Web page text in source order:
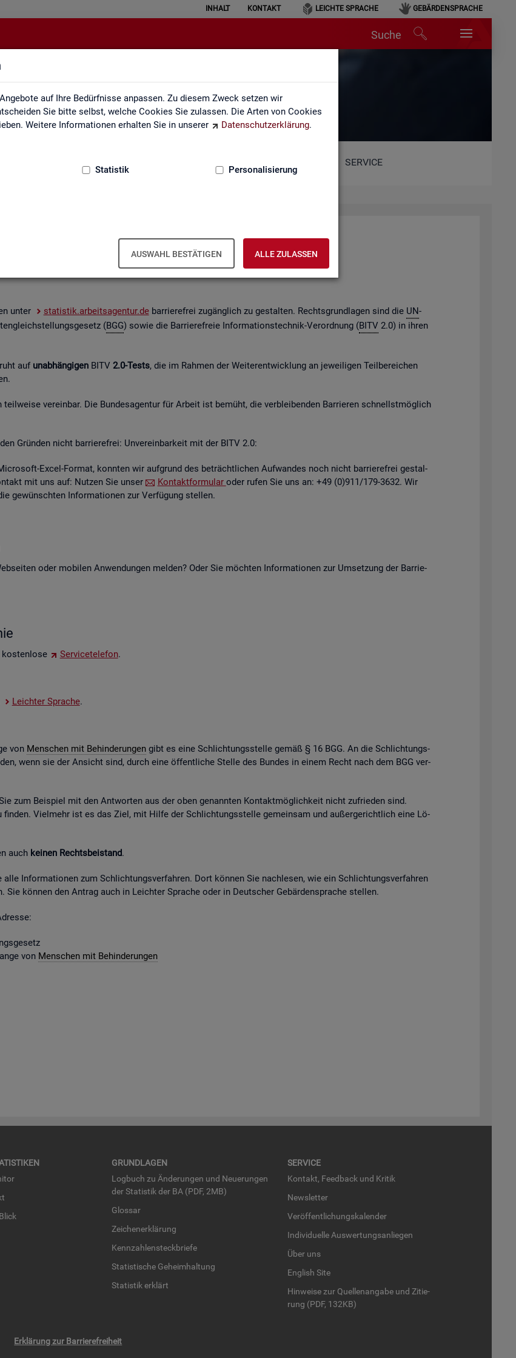
auf Ihre Bedürfnisse anpassen. Zu diesem Zweck setzen wir
Sie bitte selbst, welche Cookies Sie zulassen. Die Arten von Cookies
Weitere Informationen erhalten Sie in unserer
Datenschutzerklärung.
Statistik Personalisierung
AUSWAHL BESTÄTIGEN ALLE ZULASSEN
INHALT KONTAKT LEICHTE SPRACHE GEBÄRDENSPRACHE
Suche
zur Barrierefreiheit
SERVICE
Er­klä­rung zur Bar­rie­re­frei­heit
sta­tis­tik.ar­beits­agen­tur.de ver­öf­fent­lich­ten Web­sei­ten.
unter sta­tis­tik.ar­beits­agen­tur.debar­rie­re­frei zu­gäng­lich zu ge­stal­ten. Rechts­grund­la­gen sind die UN-
(BGG) sowie die Bar­rie­re­freie In­for­ma­ti­ons­tech­nik-Ver­ord­nung (BITV 2.0) in ihren
auf un­ab­hän­gi­genBITV 2.0-Tests, die im Rah­men der Wei­ter­ent­wick­lung an je­wei­li­gen Teil­be­rei­chen
ver­ein­bar. Die Bun­des­agen­tur für Ar­beit ist be­müht, die ver­blei­ben­den Bar­rie­ren schnellst­mög­lich
Grün­den nicht bar­rie­re­frei: Un­ver­ein­bar­keit mit der BITV 2.0:
Excel-For­mat, konn­ten wir auf­grund des be­trächt­li­chen Auf­wan­des noch nicht bar­rie­re­frei ge­stal­
mit uns auf: Nut­zen Sie unser
Kon­takt­for­mu­lar oder rufen Sie uns an: +49 (0)911/179-3632. Wir
ge­wünsch­ten In­for­ma­tio­nen zur Ver­fü­gung stel­len.
oder mo­bi­len An­wen­dun­gen mel­den? Oder Sie möch­ten In­for­ma­tio­nen zur Um­set­zung der Bar­rie­
kos­ten­lo­se Ser­vice­te­le­fon.
Leich­ter Spra­che.
von Men­schen mit Be­hin­de­run­gengibt es eine Schlich­tungs­stel­le gemäß § 16 BGG. An die Schlich­tungs­
wenn sie der An­sicht sind, durch eine öf­fent­li­che Stel­le des Bun­des in einem Recht nach dem BGG ver­
zum Bei­spiel mit den Ant­wor­ten aus der oben ge­nann­ten Kon­takt­mög­lich­keit nicht zu­frie­den sind.
fin­den. Viel­mehr ist es das Ziel, mit Hilfe der Schlich­tungs­stel­le ge­mein­sam und au­ßer­ge­richt­lich eine Lö­
auch kei­nen Rechts­bei­stand.
In­for­ma­tio­nen zum Schlich­tungs­ver­fah­ren. Dort kön­nen Sie nach­le­sen, wie ein Schlich­tungs­ver­fah­ren
Sie kön­nen den An­trag auch in Leich­ter Spra­che oder in Deut­scher Ge­bär­den­spra­che stel­len.
von Men­schen mit Be­hin­de­run­gen
GRUND­LA­GEN
Log­buch zu Än­de­run­gen und Neue­run­gen
der Sta­tis­tik der BA (PDF, 2MB)
Glos­sar
Zei­chen­er­klä­rung
Kenn­zah­len­steck­brie­fe
Sta­tis­ti­sche Ge­heim­hal­tung
Sta­tis­tik er­klärt
SER­VICE
Kon­takt, Feed­back und Kri­tik
News­let­ter
Ver­öf­fent­li­chungs­ka­len­der
In­di­vi­du­el­le Aus­wer­tungs­an­lie­gen
Über uns
English Site
Hin­wei­se zur Quel­len­an­ga­be und Zi­tie­
rung (PDF, 132KB)
Erklärung zur Barrierefreiheit